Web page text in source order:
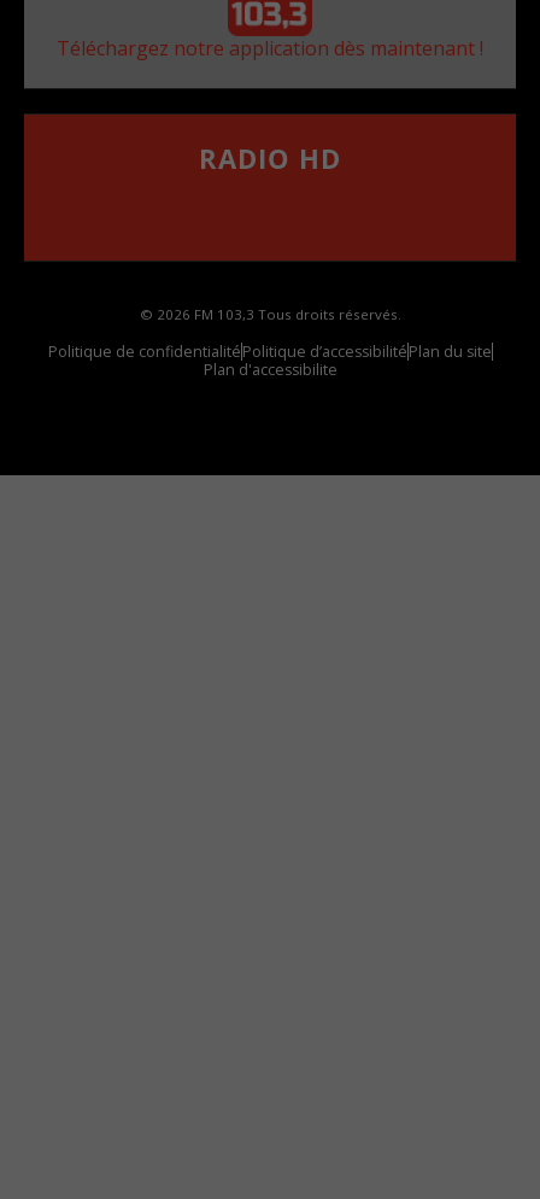
Téléchargez notre application dès maintenant !
RADIO HD
© 2026 FM 103,3 Tous droits réservés.
Politique de confidentialitéPolitique d’accessibilitéPlan du site
Plan d'accessibilite